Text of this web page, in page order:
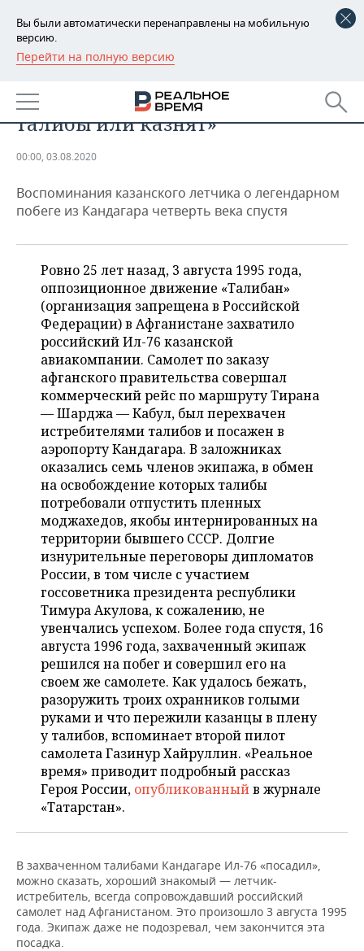
Вы были автоматически перенаправлены на мобильную
версию.
Перейти на полную версию
РЕГИОНЫ
БАШКОРТОСТАН
ТАТАРСТАН
НОВОСТИ
АНАЛИТИКА
ДЕКЛАРАЦИИ О ДОХОДАХ
КОРОЛИ ГОСЗАКАЗА ПФО
ВУЗЫ ТАТАРСТАНА
КОМУ ПРИНАДЛЕЖАТ
ТОРГОВЫЕ ЦЕНТРЫ
ТАТАРСТАНА
НОВОСТИ ЭКОНОМИКИ
ФИНАНСЫ
БАНКИ
БЮДЖЕТ
ИНВЕСТИЦИИ
ПРОМЫШЛЕННОСТЬ
НОВОСТИ
АГРОПРОМ
МАШИНОСТРОЕНИЕ
НЕФТЕХИМИЯ
НЕФТЬ
ОПК
ЭНЕРГЕТИКА
НЕДВИЖИМОСТЬ
НОВОСТИ НЕДВИЖИМОСТИ
АВТО
НОВОСТИ АВТО
БИЗНЕС
НОВОСТИ БИЗНЕСА
РОЗНИЧНАЯ ТОРГОВЛЯ
ТРАНСПОРТ
УСЛУГИ
ТЕХНОЛОГИИ
НОВОСТИ ТЕХНОЛОГИЙ
МЕДИА
ТЕЛЕКОММУНИКАЦИИ
МЕРОПРИЯТИЯ
НОВОСТИ МЕРОПРИЯТИЙ
ВЫЕЗДНАЯ РЕДАКЦИЯ
БИЗНЕС-БРАНЧИ
ONLINE-КОНФЕРЕНЦИИ
ОТКРЫТАЯ ЛЕКЦИЯ
СПОРТ
НОВОСТИ СПОРТА
ФУТБОЛ
ХОККЕЙ
БАСКЕТБОЛ
ВОЛЕЙБОЛ
КИБЕРСПОРТ
ФИГУРНОЕ КАТАНИЕ
ВОДНЫЕ ВИДЫ СПОРТА
ХОККЕЙ С МЯЧОМ
ОБЩЕСТВО
НОВОСТИ ОБЩЕСТВА
ВЛАСТЬ
ИНФРАСТРУКТУРА
ИСТОРИЯ
КУЛЬТУРА
МЕДИЦИНА
ОБРАЗОВАНИЕ
ПРОИСШЕСТВИЯ
ФОТОГАЛЕРЕЯ
СЮЖЕТЫ
СПРАВОЧНИК
СПИСОК ПЕРСОН
СПИСОК КОМПАНИЙ
ПОЛНАЯ ВЕРСИЯ
«Мы не знали, отпустят нас
талибы или казнят»
00:00, 03.08.2020
Воспоминания казанского летчика о легендарном
побеге из Кандагара четверть века спустя
Ровно 25 лет назад, 3 августа 1995 года,
оппозиционное движение «Талибан»
(организация запрещена в Российской
Федерации) в Афганистане захватило
российский Ил-76 казанской
авиакомпании. Самолет по заказу
афганского правительства совершал
коммерческий рейс по маршруту Тирана
— Шарджа — Кабул, был перехвачен
истребителями талибов и посажен в
аэропорту Кандагара. В заложниках
оказались семь членов экипажа, в обмен
на освобождение которых талибы
потребовали отпустить пленных
моджахедов, якобы интернированных на
территории бывшего СССР. Долгие
изнурительные переговоры дипломатов
России, в том числе с участием
госсоветника президента республики
Тимура Акулова, к сожалению, не
увенчались успехом. Более года спустя, 16
августа 1996 года, захваченный экипаж
решился на побег и совершил его на
своем же самолете. Как удалось бежать,
разоружить троих охранников голыми
руками и что пережили казанцы в плену
у талибов, вспоминает второй пилот
самолета Газинур Хайруллин. «Реальное
время» приводит подробный рассказ
Героя России, опубликованныйв журнале
«Татарстан».
В захваченном талибами Кандагаре Ил‑76 «посадил»,
можно сказать, хороший знакомый — летчик-
истребитель, всегда сопровождавший российский
самолет над Афганистаном. Это произошло 3 августа 1995
года. Экипаж даже не подозревал, чем закончится эта
посадка.